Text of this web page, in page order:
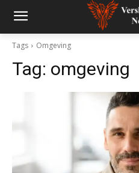
Tags Omgeving
Tag: omgeving